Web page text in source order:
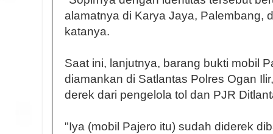
alamatnya di Karya Jaya, Palembang,
katanya.
Saat ini, lanjutnya, barang bukti mobil
diamankan di Satlantas Polres Ogan
derek dari pengelola tol dan PJR
"Iya (mobil Pajero itu) sudah diderek